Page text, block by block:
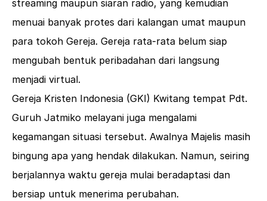
streaming maupun siaran radio, yang kemudian
menuai banyak protes dari kalangan umat maupun
para tokoh Gereja. Gereja rata-rata belum siap
mengubah bentuk peribadahan dari langsung
menjadi virtual.
Gereja Kristen Indonesia (GKI) Kwitang tempat Pdt.
Guruh Jatmiko melayani juga mengalami
kegamangan situasi tersebut. Awalnya Majelis masih
bingung apa yang hendak dilakukan. Namun, seiring
berjalannya waktu gereja mulai beradaptasi dan
bersiap untuk menerima perubahan.